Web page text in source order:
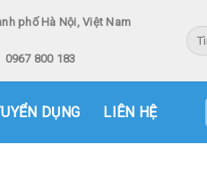
phố Hà Nội, Việt Nam
0967 800 183
Tìm
kiếm:
DỤNG LIÊN HỆ